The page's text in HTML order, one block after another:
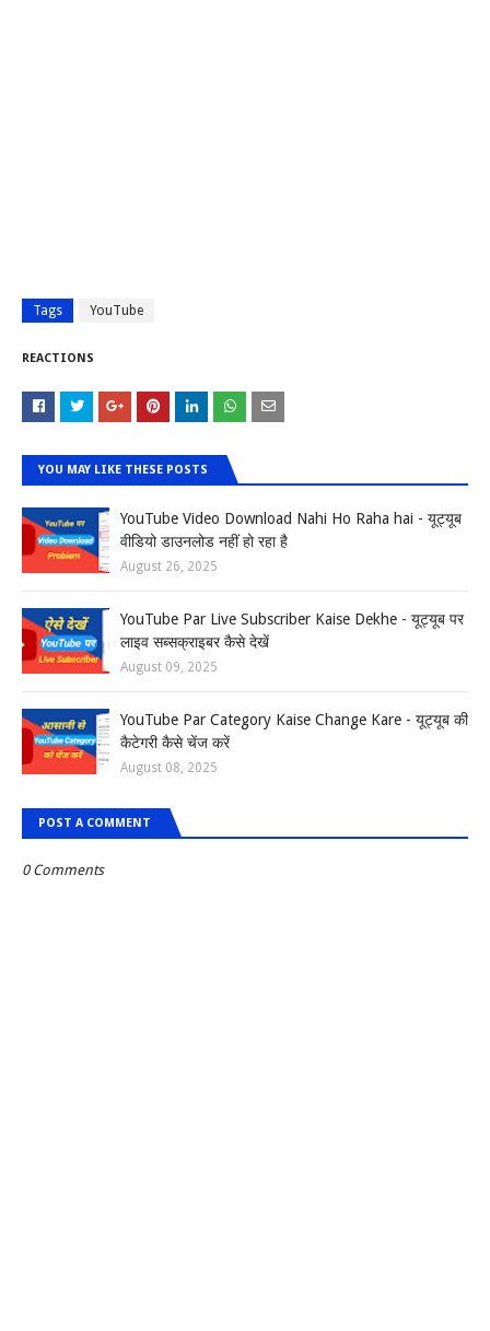
Tags YouTube
REACTIONS
YOU MAY LIKE THESE POSTS
YouTube Video Download Nahi Ho Raha hai - यूट्यूब
वीडियो डाउनलोड नहीं हो रहा है
August 26, 2025
YouTube Par Live Subscriber Kaise Dekhe - यूट्यूब पर
लाइव सब्सक्राइबर कैसे देखें
August 09, 2025
YouTube Par Category Kaise Change Kare - यूट्यूब की
कैटेगरी कैसे चेंज करें
August 08, 2025
POST A COMMENT
0 Comments